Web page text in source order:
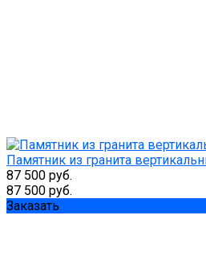
Памятник из гранита
87 500 руб.
87 500 руб.
Заказать